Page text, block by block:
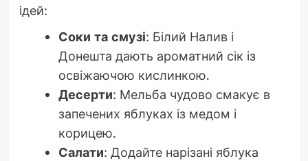
ідей:
Соки та смузі: Білий Налив і
Донешта дають ароматний сік із
освіжаючою кислинкою.
Десерти: Мельба чудово смакує в
запечених яблуках із медом і
корицею.
Салати: Додайте нарізані яблука